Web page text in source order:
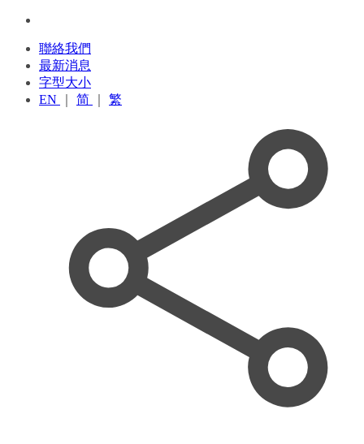
聯絡我們
最新消息
字型大小
EN
简 繁